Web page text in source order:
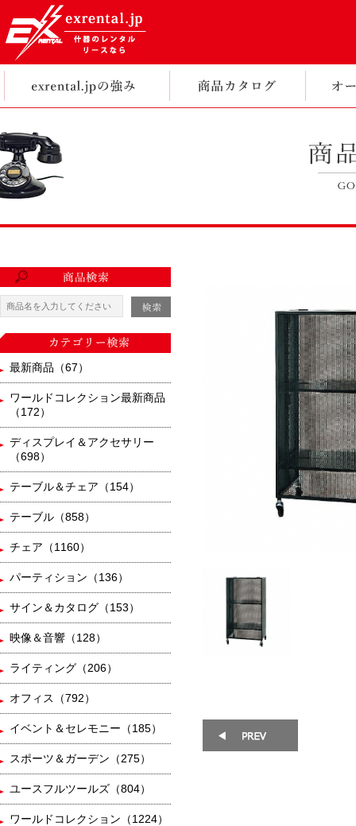
最新商品（67）
ワールドコレクション最新商品
（172）
ディスプレイ＆アクセサリー
（698）
テーブル＆チェア（154）
テーブル（858）
チェア（1160）
パーティション（136）
サイン＆カタログ（153）
映像＆音響（128）
ライティング（206）
オフィス（792）
イベント＆セレモニー（185）
スポーツ＆ガーデン（275）
ユースフルツールズ（804）
ワールドコレクション（1224）